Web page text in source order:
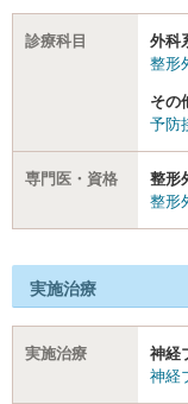
診療科目
外科
整形
その
予防
専門医・資格
整形
整形
実施治療
実施治療
神経
神経